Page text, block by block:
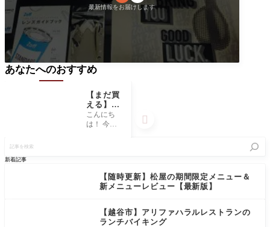
最新情報をお届けします
を
新着記事
【随時更新】松屋の期間限定メニュー＆
新メニューレビュー【最新版】
【越谷市】アリファハラルレストランの
ランチバイキング
あなたへのおすすめ
【まだ買
える】Z
off(ｿﾞﾌ)
の福袋は
容！！
こんにち
は！ 今回
で紹介さ
せて頂き
ます。Zoff
じような
内容の福
